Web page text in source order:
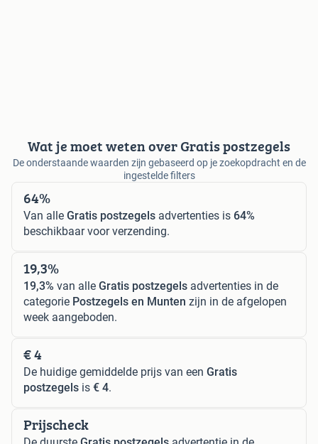
Wat je moet weten over Gratis postzegels
De onderstaande waarden zijn gebaseerd op je zoekopdracht en de
ingestelde filters
64%
Van alle Gratis postzegels advertenties is 64%
beschikbaar voor verzending.
19,3%
19,3% van alle Gratis postzegels advertenties in de
categorie Postzegels en Munten zijn in de afgelopen
week aangeboden.
€ 4
De huidige gemiddelde prijs van een Gratis
postzegels is € 4.
Prijscheck